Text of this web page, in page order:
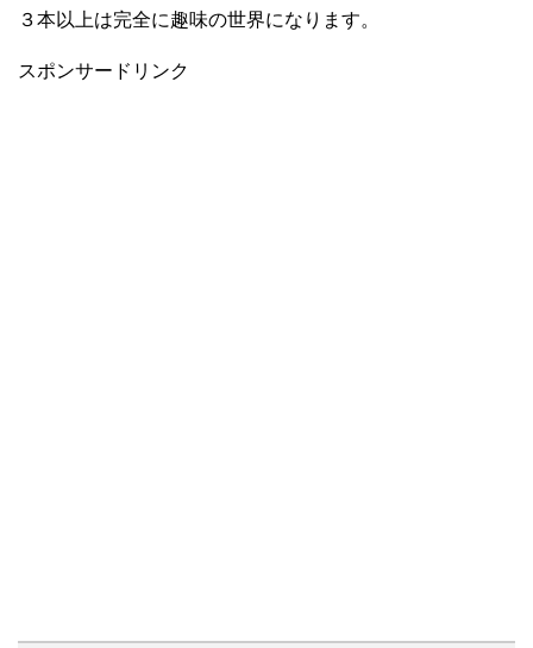
３本以上は完全に趣味の世界になります。
スポンサードリンク